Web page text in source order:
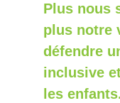
Plus nous
plus notre
défendre
inclusive
les